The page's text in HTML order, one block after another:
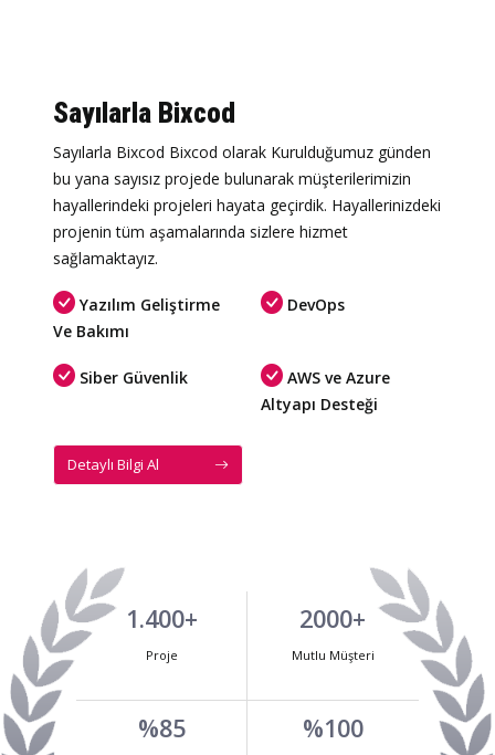
Sayılarla Bixcod
Sayılarla Bixcod Bixcod olarak Kurulduğumuz günden
bu yana sayısız projede bulunarak müşterilerimizin
hayallerindeki projeleri hayata geçirdik. Hayallerinizdeki
projenin tüm aşamalarında sizlere hizmet
sağlamaktayız.
Yazılım Geliştirme
Ve Bakımı
DevOps
Siber Güvenlik
AWS ve Azure
Altyapı Desteği
Detaylı Bilgi Al
1.400+
Proje
2000+
Mutlu Müşteri
%85 %100